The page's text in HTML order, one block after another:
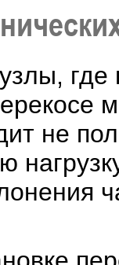
где
не